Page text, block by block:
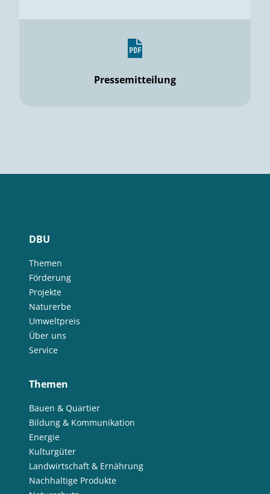
Pressemitteilung
DBU
Themen
Förderung
Projekte
Naturerbe
Umweltpreis
Über uns
Service
Themen
Bauen & Quartier
Bildung & Kommunikation
Energie
Kulturgüter
Landwirtschaft & Ernährung
Nachhaltige Produkte